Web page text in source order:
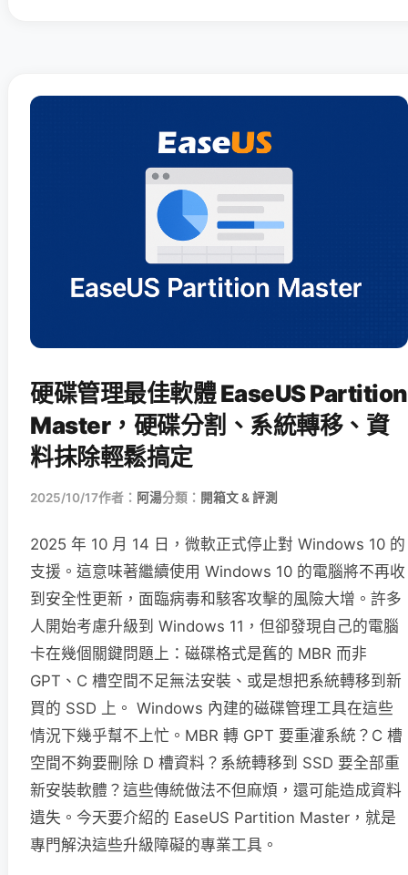
硬碟管理最佳軟體 EaseUS Partition
Master，硬碟分割、系統轉移、資
料抹除輕鬆搞定
2025/10/17作者： 阿湯分類： 開箱文 & 評測
2025 年 10 月 14 日，微軟正式停止對 Windows 10 的
支援。這意味著繼續使用 Windows 10 的電腦將不再收
到安全性更新，面臨病毒和駭客攻擊的風險大增。許多
人開始考慮升級到 Windows 11，但卻發現自己的電腦
卡在幾個關鍵問題上：磁碟格式是舊的 MBR 而非
GPT、C 槽空間不足無法安裝、或是想把系統轉移到新
買的 SSD 上。 Windows 內建的磁碟管理工具在這些
情況下幾乎幫不上忙。MBR 轉 GPT 要重灌系統？C 槽
空間不夠要刪除 D 槽資料？系統轉移到 SSD 要全部重
新安裝軟體？這些傳統做法不但麻煩，還可能造成資料
遺失。今天要介紹的 EaseUS Partition Master，就是
專門解決這些升級障礙的專業工具。